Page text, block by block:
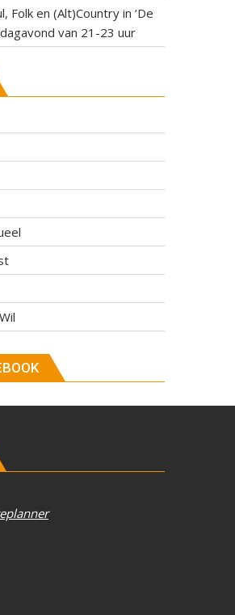
Folk en (Alt)Country in ‘De
van 21-23 uur